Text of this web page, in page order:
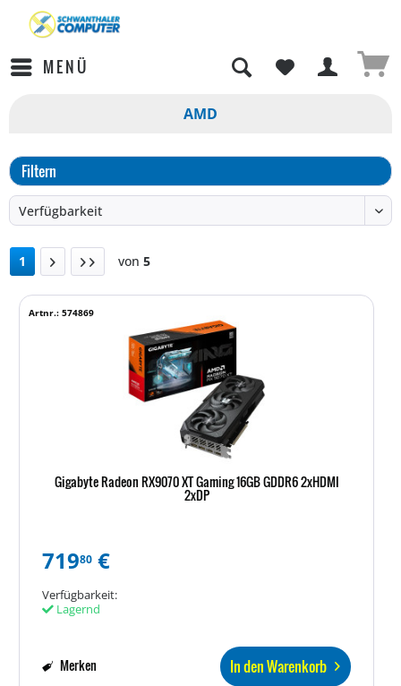
MENÜ
AMD
Filtern
1 von 5
Gigabyte Radeon RX9070 XT Gaming 16GB GDDR6 2xHDMI
2xDP
Artnr.: 574869
71980 €
Verfügbarkeit:
Lagernd
In den Warenkorb
Merken